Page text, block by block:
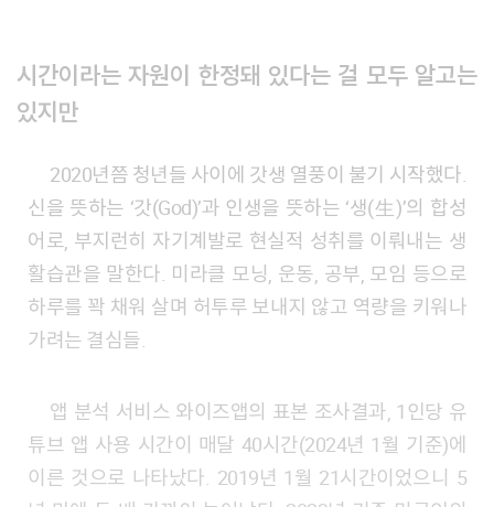
시간이라는 자원이 한정돼 있다는 걸 모두 알고는
있지만
2020년쯤 청년들 사이에 갓생 열풍이 불기 시작했다.
신을 뜻하는 ‘갓(God)’과 인생을 뜻하는 ‘생(生)’의 합성
어로, 부지런히 자기계발로 현실적 성취를 이뤄내는 생
활습관을 말한다. 미라클 모닝, 운동, 공부, 모임 등으로
하루를 꽉 채워 살며 허투루 보내지 않고 역량을 키워나
가려는 결심들.
앱 분석 서비스 와이즈앱의 표본 조사결과, 1인당 유
튜브 앱 사용 시간이 매달 40시간(2024년 1월 기준)에
이른 것으로 나타났다. 2019년 1월 21시간이었으니 5